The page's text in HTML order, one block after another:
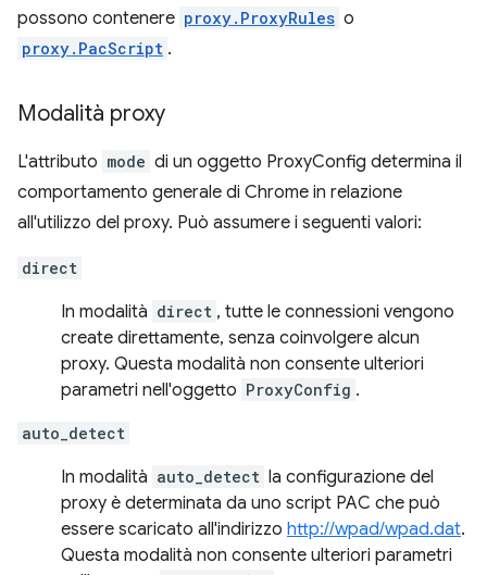
possono contenere proxy.ProxyRules o
proxy.PacScript .
Modalità proxy
L'attributo mode di un oggetto ProxyConfig determina il
comportamento generale di Chrome in relazione
all'utilizzo del proxy. Può assumere i seguenti valori:
direct
In modalità direct , tutte le connessioni vengono
create direttamente, senza coinvolgere alcun
proxy. Questa modalità non consente ulteriori
parametri nell'oggetto ProxyConfig .
auto_detect
In modalità auto_detect la configurazione del
proxy è determinata da uno script PAC che può
essere scaricato all'indirizzo http://wpad/wpad.dat.
Questa modalità non consente ulteriori parametri